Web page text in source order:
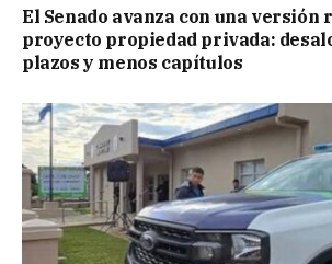
El Senado avanza con una versión
proyecto propiedad privada:
plazos y menos capítulos